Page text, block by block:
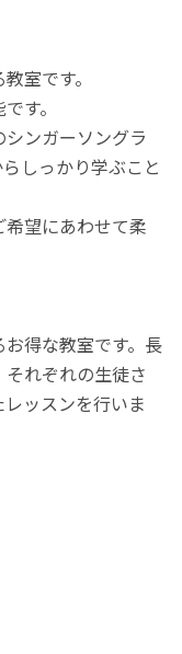
室です。
す。
ンガーソングラ
しっかり学ぶこと
望にあわせて柔
得な教室です。長
れぞれの生徒さ
ッスンを行いま